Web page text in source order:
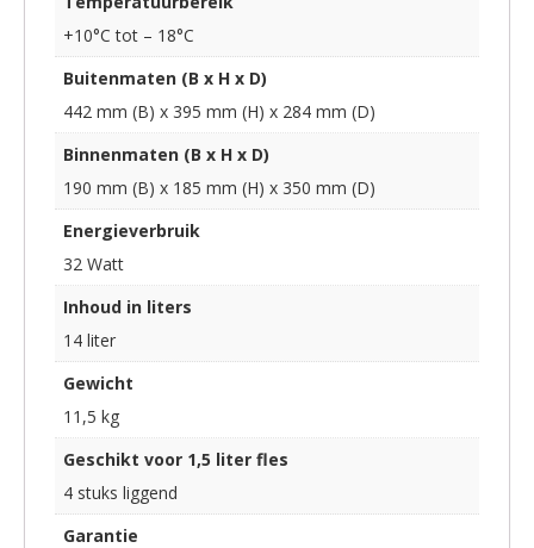
+10°C tot – 18°C
Buitenmaten (B x H x D)
442 mm (B) x 395 mm (H) x 284 mm (D)
Binnenmaten (B x H x D)
190 mm (B) x 185 mm (H) x 350 mm (D)
Energieverbruik
32 Watt
Inhoud in liters
14 liter
Gewicht
11,5 kg
Geschikt voor 1,5 liter fles
4 stuks liggend
Garantie